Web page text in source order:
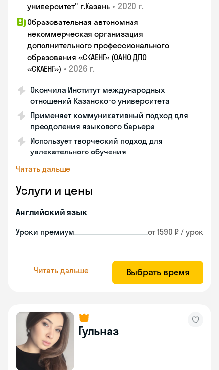
университет" г.Казань • 2020 г.
Образовательная автономная
некоммерческая организация
дополнительного профессионального
образования «СКАЕНГ» (ОАНО ДПО
«СКАЕНГ») • 2026 г.
Окончила Институт международных
отношений Казанского университета
Применяет коммуникативный подход для
преодоления языкового барьера
Использует творческий подход для
увлекательного обучения
Читать дальше
Услуги и цены
Английский язык
Уроки премиум от 1590 ₽ / урок
Читать дальше Выбрать время
Гульназ